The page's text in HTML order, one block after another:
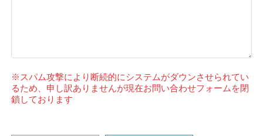
※スパム攻撃により断続的にシステムがダウンさせられてい
るため、申し訳ありませんが現在お問い合わせフォームを閉
鎖しております